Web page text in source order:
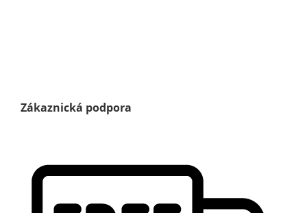
Zákaznická podpora